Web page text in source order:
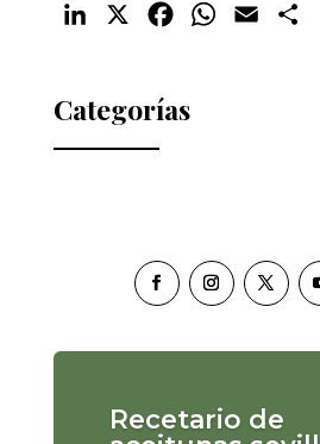
LinkedIn FacebookWhatsApp
Email
Categorías
Recetario de